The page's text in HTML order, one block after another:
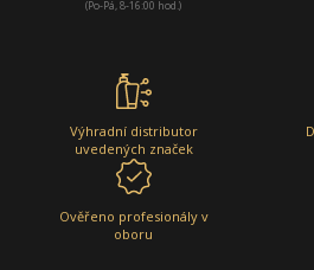
(Po-Pá, 8-16:00 hod.)
Výhradní distributor
uvedených značek
Ověřeno profesionály v
oboru